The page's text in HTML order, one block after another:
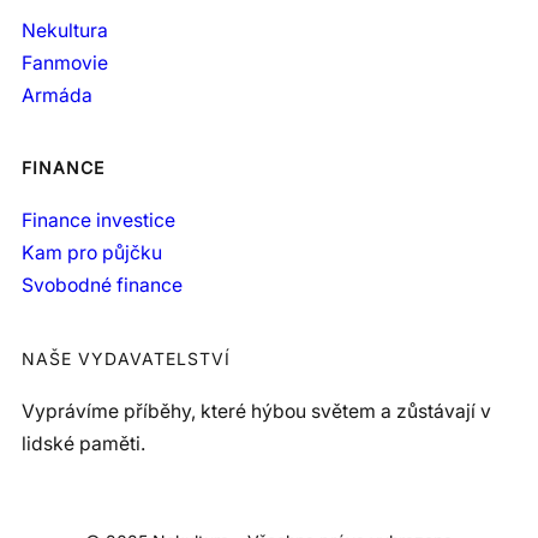
Nekultura
Fanmovie
Armáda
FINANCE
Finance investice
Kam pro půjčku
Svobodné finance
NAŠE VYDAVATELSTVÍ
Vyprávíme příběhy, které hýbou světem a zůstávají v
lidské paměti.